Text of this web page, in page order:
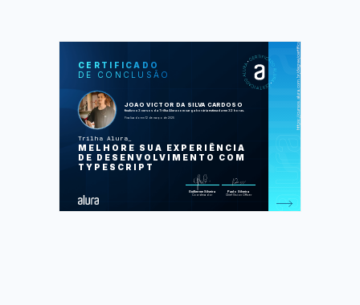
CERTIFICADO
DE CONCLUSÃO
JOAO VICTOR DA SILVA CARDOSO
finalizou 3 cursos da Trilha Alura com carga horária estimada em 32 horas.
Finalizado em 12 de março de 2025
Trilha Alura
MELHORE SUA EXPERIÊNCIA
DE DESENVOLVIMENTO COM
TYPESCRIPT
Guilherme Silveira
Coordenador
Paulo Silveira
Chief Vision Officer
CUR
SOS
TypeScript Part 1: Evolving Your
JavaScript
Typescript parte 3: mais técnicas e